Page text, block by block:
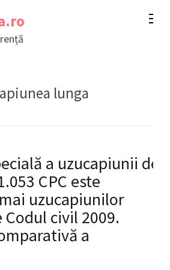
lunga
a uzucapiunii de
CPC este
uzucapiunilor
civil 2009.
a